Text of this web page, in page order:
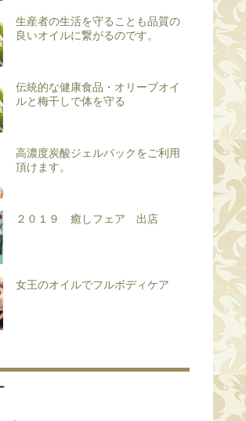
生産者の生活を守ることも品質の
良いオイルに繋がるのです。
伝統的な健康食品・オリーブオイ
ルと梅干しで体を守る
高濃度炭酸ジェルパックをご利用
頂けます。
２０１９ 癒しフェア 出店
女王のオイルでフルボディケア